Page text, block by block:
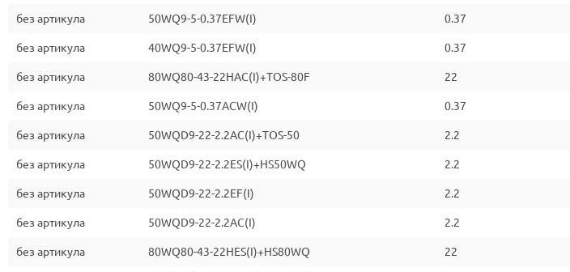
без артикула 50WQ9-5-0.37EFW(I) 0.37
без артикула 40WQ9-5-0.37EFW(I) 0.37
без артикула 80WQ80-43-22HAC(I)+TOS-80F 22
без артикула 50WQ9-5-0.37ACW(I) 0.37
без артикула 50WQD9-22-2.2AC(I)+TOS-50 2.2
без артикула 50WQD9-22-2.2ES(I)+HS50WQ 2.2
без артикула 50WQD9-22-2.2EF(I) 2.2
без артикула 50WQD9-22-2.2AC(I) 2.2
без артикула 80WQ80-43-22HES(I)+HS80WQ 22